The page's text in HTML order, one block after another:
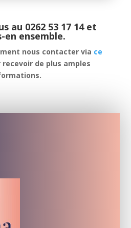
au 0262 53 17 14 et
en ensemble.
nous contacter via ce
recevoir de plus amples